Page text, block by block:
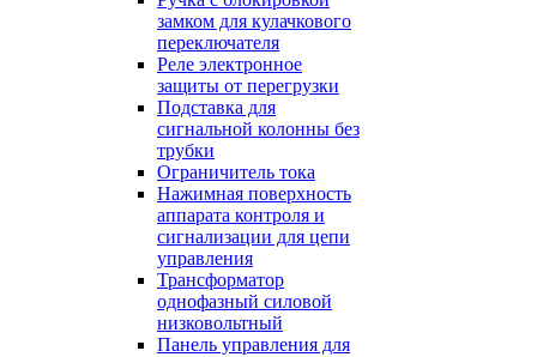
замком для кулачкового
переключателя
Реле электронное
защиты от перегрузки
Подставка для
сигнальной колонны без
трубки
Ограничитель тока
Нажимная поверхность
аппарата контроля и
сигнализации для цепи
управления
Трансформатор
однофазный силовой
низковольтный
Панель управления для